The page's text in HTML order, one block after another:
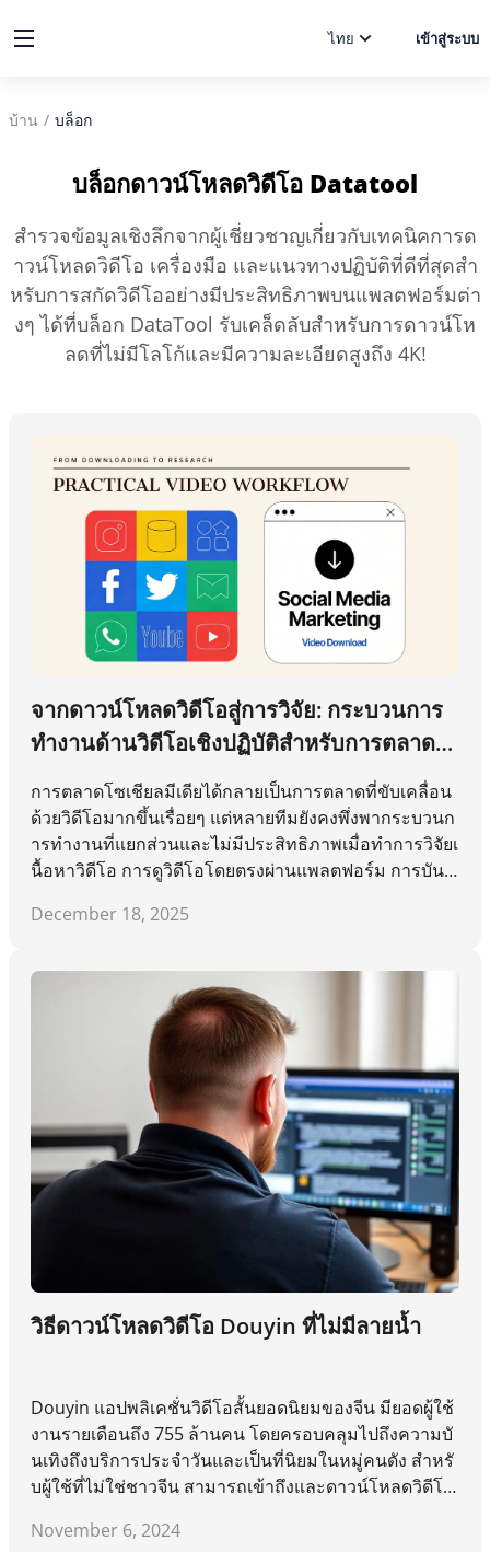
ไทย เข้าสู่ระบบ
บ้าน / บล็อก
บล็อกดาวน์โหลดวิดีโอ Datatool
สำรวจข้อมูลเชิงลึกจากผู้เชี่ยวชาญเกี่ยวกับเทคนิคการด
าวน์โหลดวิดีโอ เครื่องมือ และแนวทางปฏิบัติที่ดีที่สุดสำ
หรับการสกัดวิดีโออย่างมีประสิทธิภาพบนแพลตฟอร์มต่า
งๆ ได้ที่บล็อก DataTool รับเคล็ดลับสำหรับการดาวน์โห
ลดที่ไม่มีโลโก้และมีความละเอียดสูงถึง 4K!
จากดาวน์โหลดวิดีโอสู่การวิจัย: กระบวนการ
ทำงานด้านวิดีโอเชิงปฏิบัติสำหรับการตลาดโ
ซเชียลมีเดีย
การตลาดโซเชียลมีเดียได้กลายเป็นการตลาดที่ขับเคลื่อน
ด้วยวิดีโอมากขึ้นเรื่อยๆ แต่หลายทีมยังคงพึ่งพากระบวนก
ารทำงานที่แยกส่วนและไม่มีประสิทธิภาพเมื่อทำการวิจัยเ
นื้อหาวิดีโอ การดูวิดีโอโดยตรงผ่านแพลตฟอร์ม การบันทึ
ไปสู่ข้อสรุปที่ลำเอียงและเสียเวลาเปล่าๆ การวิจัยวิดีโอที่มี
การเข้าใจอย่างเป็นระบบว่าอะไรทำงานได้ผล ทำไมถึงได้
ผล และจะสามารถนำไปปรับใช้ซ้ำได้อย่างไร
December 18, 2025
วิธีดาวน์โหลดวิดีโอ Douyin ที่ไม่มีลายน้ำ
Douyin แอปพลิเคชั่นวิดีโอสั้นยอดนิยมของจีน มียอดผู้ใช้
งานรายเดือนถึง 755 ล้านคน โดยครอบคลุมไปถึงความบั
นเทิงถึงบริการประจำวันและเป็นที่นิยมในหมู่คนดัง สำหรั
บผู้ใช้ที่ไม่ใช่ชาวจีน สามารถเข้าถึงและดาวน์โหลดวิดีโอ
aTool
November 6, 2024